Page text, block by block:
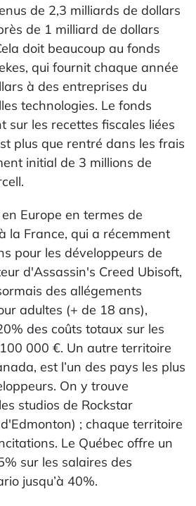
de 2,3 milliards de dollars
de 1 milliard de dollars
doit beaucoup au fonds
qui fournit chaque année
à des entreprises du
technologies. Le fonds
sur les recettes fiscales liées
plus que rentré dans les frais
initial de 3 millions de
Europe en termes de
la France, qui a récemment
pour les développeurs de
d'Assassin's Creed Ubisoft,
des allégements
adultes (+ de 18 ans),
des coûts totaux sur les
000 €. Un autre territoire
est l’un des pays les plus
On y trouve
studios de Rockstar
; chaque territoire
Le Québec offre un
sur les salaires des
jusqu’à 40%.